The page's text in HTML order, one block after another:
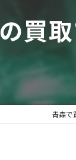
買取
青森で